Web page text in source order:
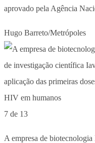
aprovado pela Agência
Hugo Barreto/Metrópoles
7 de 13
A empresa de